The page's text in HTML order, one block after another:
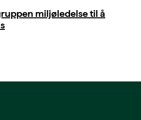
miljøledelse til å